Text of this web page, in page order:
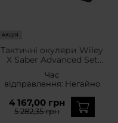
АКЦІЯ
Тактичні окуляри Wiley
X Saber Advanced Set
Smoke/Rust/Vermillion/M
atte Black + Anti-Fog
Cleaner Kit - набір
Час
відправлення: Негайно
4 167,00 грн
5 282,35 грн